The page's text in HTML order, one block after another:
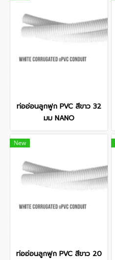
ท่ออ่อนลูกฟูก PVC สีขาว 32
มม NANO
New
ท่ออ่อนลูกฟูก PVC สีขาว 20